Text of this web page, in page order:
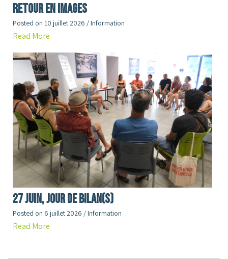
RETOUR en images
Posted on 10 juillet 2026 /Information
Read More
27 juin, jour de Bilan(s)
Posted on 6 juillet 2026 /Information
Read More